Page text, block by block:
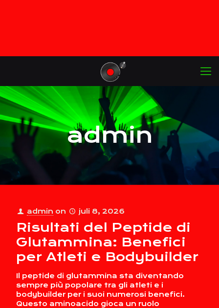
admin
admin on juli 8, 2026
Risultati del Peptide di
Glutammina: Benefici
per Atleti e Bodybuilder
Il peptide di glutammina sta diventando
sempre più popolare tra gli atleti e i
bodybuilder per i suoi numerosi benefici.
Questo aminoacido gioca un ruolo